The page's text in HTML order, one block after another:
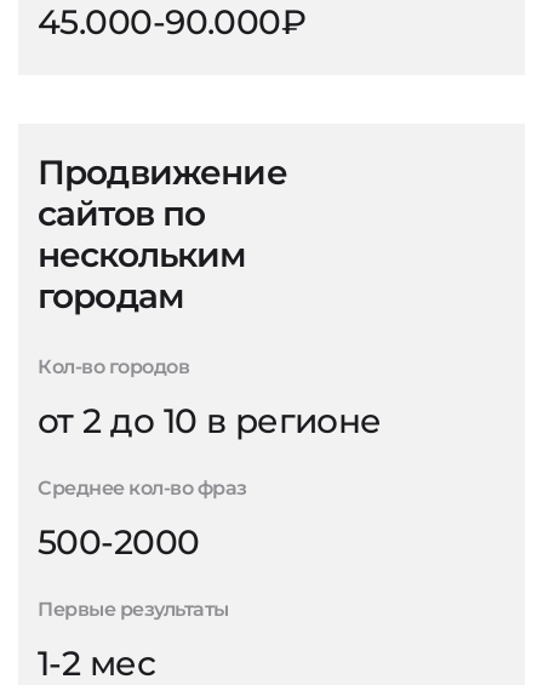
45.000-90.000₽
Продвижение
сайтов по
нескольким
городам
Кол-во городов
от 2 до 10 в регионе
Среднее кол-во фраз
500-2000
Первые результаты
1-2 мес